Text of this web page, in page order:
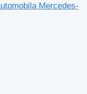
Mercedes-